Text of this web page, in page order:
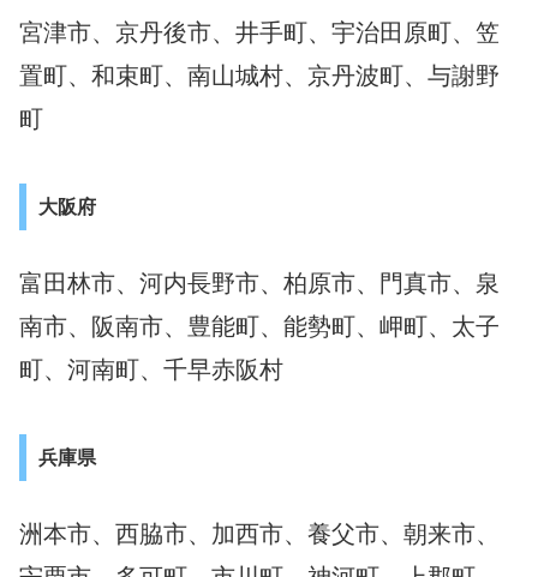
宮津市、京丹後市、井手町、宇治田原町、笠
置町、和束町、南山城村、京丹波町、与謝野
町
大阪府
富田林市、河内長野市、柏原市、門真市、泉
南市、阪南市、豊能町、能勢町、岬町、太子
町、河南町、千早赤阪村
兵庫県
洲本市、西脇市、加西市、養父市、朝来市、